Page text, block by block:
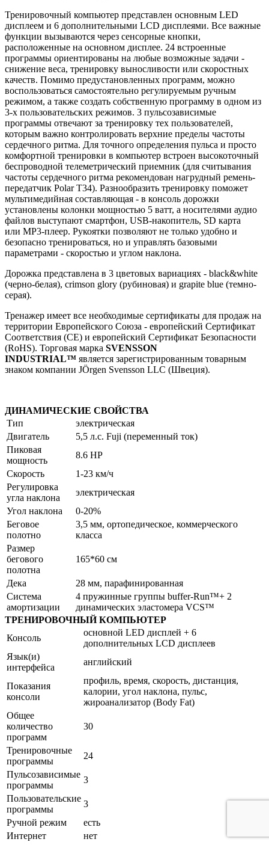
Тренировочный компьютер представлен основным LED
дисплеем и 6 дополнительными LCD дисплеями. Все важные
функции вызываются через сенсорные кнопки,
расположенные на основном дисплее. 24 встроенные
программы ориентированы на любые возможные задачи -
снижение веса, тренировку выносливости или скоростных
качеств. Помимо предустановленных программ, можно
воспользоваться самостоятельно регулируемым ручным
режимом, а также создать собственную программу в одном из
3-х пользовательских режимов. 3 пульсозависимые
программы отвечают за тренировку тех пользователей,
которым важно контролировать верхние пределы частоты
сердечного ритма. Для точного определения пульса и просто
комфортной тренировки в компьютер встроен высокоточный
беспроводной телеметрический приемник (для считывания
частоты сердечного ритма рекомендован нагрудный ремень-
передатчик Polar T34). Разнообразить тренировку поможет
мультимедийная составляющая - в консоль дорожки
установлены колонки мощностью 5 ватт, а носителями аудио
файлов выступают смартфон, USB-накопитель, SD карта
или MP3-плеер. Рукоятки позволяют не только удобно и
безопасно тренироваться, но и управлять базовыми
параметрами - скоростью и углом наклона.
Дорожка представлена в 3 цветовых вариациях - black&white
(черно-белая), crimson glory (рубиновая) и grapite blue (темно-
серая).
Тренажер имеет все необходимые сертификаты для продаж на
территории Европейского Союза - европейский Сертификат
Соответствия (CE) и европейский Сертификат Безопасности
(RoHS). Торговая марка SVENSSON
INDUSTRIAL™ является зарегистрированным товарным
знаком компании JÖrgen Svensson LLC (Швеция).
ДИНАМИЧЕСКИЕ СВОЙСТВА
Тип
электрическая
Двигатель
5,5 л.с. Fuji (переменный ток)
Пиковая
мощность
8.6 HP
Скорость
1-23 км/ч
Регулировка
угла наклона
электрическая
Угол наклона
0-20%
Беговое
полотно
3,5 мм, ортопедическое, коммерческого
класса
Размер
бегового
полотна
165*60 см
Дека
28 мм, парафинированная
Система
амортизации
4 пружинные группы buffer-Run™+ 2
динамических эластомера VCS™
ТРЕНИРОВОЧНЫЙ КОМПЬЮТЕР
Консоль
основной LED дисплей + 6
дополнительных LCD дисплеев
Язык(и)
интерфейса
английский
Показания
консоли
профиль, время, скорость, дистанция,
калории, угол наклона, пульс,
жироанализатор (Body Fat)
Общее
количество
программ
30
Тренировочные
программы
24
Пульсозависимые
программы
3
Пользовательские
программы
3
Ручной режим
есть
Интернет
нет